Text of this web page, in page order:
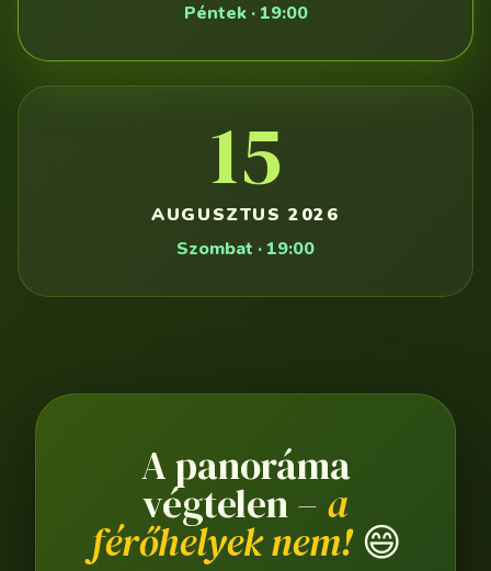
Péntek · 19:00
15
AUGUSZTUS 2026
Szombat · 19:00
A panoráma
végtelen – a
férőhelyek nem!😄